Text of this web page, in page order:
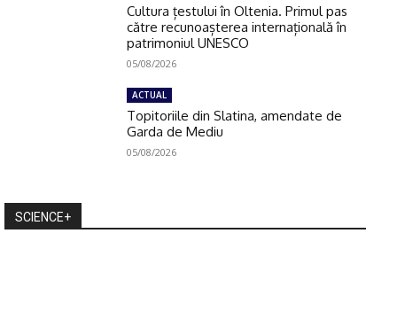
Cultura țestului în Oltenia. Primul pas
către recunoașterea internațională în
patrimoniul UNESCO
05/08/2026
ACTUAL
Topitoriile din Slatina, amendate de
Garda de Mediu
05/08/2026
SCIENCE+